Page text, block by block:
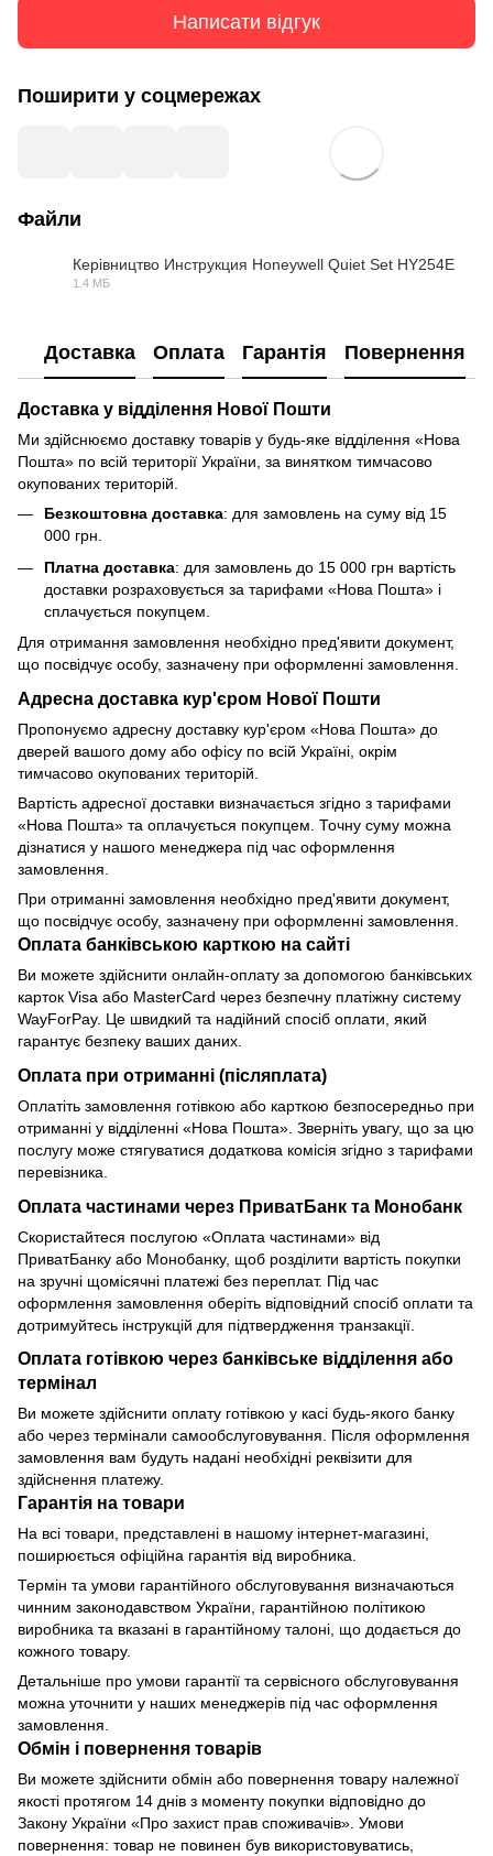
Написати відгук
Поширити у соцмережах
Файли
Керівництво Инструкция Honeywell Quiet Set HY254E
1.4 МБ
Доставка Оплата Гарантія Повернення
Доставка у відділення Нової Пошти
Ми здійснюємо доставку товарів у будь-яке відділення «Нова
Пошта» по всій території України, за винятком тимчасово
окупованих територій.
Безкоштовна доставка: для замовлень на суму від 15
000 грн.
Платна доставка: для замовлень до 15 000 грн вартість
доставки розраховується за тарифами «Нова Пошта» і
сплачується покупцем.
Для отримання замовлення необхідно пред'явити документ,
що посвідчує особу, зазначену при оформленні замовлення.
Адресна доставка кур'єром Нової Пошти
Пропонуємо адресну доставку кур'єром «Нова Пошта» до
дверей вашого дому або офісу по всій Україні, окрім
тимчасово окупованих територій.
Вартість адресної доставки визначається згідно з тарифами
«Нова Пошта» та оплачується покупцем. Точну суму можна
дізнатися у нашого менеджера під час оформлення
замовлення.
При отриманні замовлення необхідно пред'явити документ,
що посвідчує особу, зазначену при оформленні замовлення.
Оплата банківською карткою на сайті
Ви можете здійснити онлайн-оплату за допомогою банківських
карток Visa або MasterCard через безпечну платіжну систему
WayForPay. Це швидкий та надійний спосіб оплати, який
гарантує безпеку ваших даних.
Оплата при отриманні (післяплата)
Оплатіть замовлення готівкою або карткою безпосередньо при
отриманні у відділенні «Нова Пошта». Зверніть увагу, що за цю
послугу може стягуватися додаткова комісія згідно з тарифами
перевізника.
Оплата частинами через ПриватБанк та Монобанк
Скористайтеся послугою «Оплата частинами» від
ПриватБанку або Монобанку, щоб розділити вартість покупки
на зручні щомісячні платежі без переплат. Під час
оформлення замовлення оберіть відповідний спосіб оплати та
дотримуйтесь інструкцій для підтвердження транзакції.
Оплата готівкою через банківське відділення або
термінал
Ви можете здійснити оплату готівкою у касі будь-якого банку
або через термінали самообслуговування. Після оформлення
замовлення вам будуть надані необхідні реквізити для
здійснення платежу.
Гарантія на товари
На всі товари, представлені в нашому інтернет-магазині,
поширюється офіційна гарантія від виробника.
Термін та умови гарантійного обслуговування визначаються
чинним законодавством України, гарантійною політикою
виробника та вказані в гарантійному талоні, що додається до
кожного товару.
Детальніше про умови гарантії та сервісного обслуговування
можна уточнити у наших менеджерів під час оформлення
замовлення.
Обмін і повернення товарів
Ви можете здійснити обмін або повернення товару належної
якості протягом 14 днів з моменту покупки відповідно до
Закону України «Про захист прав споживачів». Умови
повернення: товар не повинен був використовуватись,